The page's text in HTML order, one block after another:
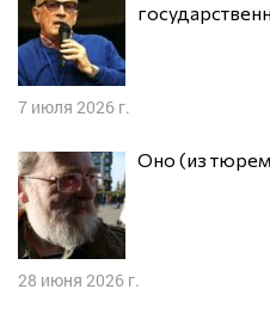
7 июля 2026 г.
Оно (из
28 июня 2026 г.